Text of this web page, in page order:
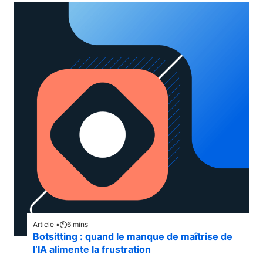
Article • 6 mins
Botsitting : quand le manque de maîtrise de
l’IA alimente la frustration